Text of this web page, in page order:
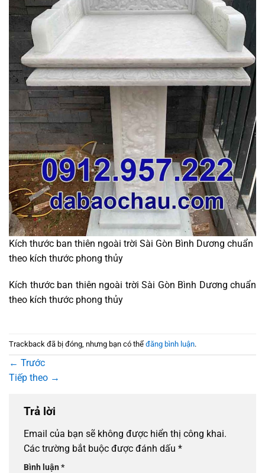
Kích thước ban thiên ngoài trời Sài Gòn Bình Dương chuẩn
theo kích thước phong thủy
Kích thước ban thiên ngoài trời Sài Gòn Bình Dương chuẩn
theo kích thước phong thủy
Trackback đã bị đóng, nhưng bạn có thể đăng bình luận.
← Trước
Tiếp theo →
Trả lời
Email của bạn sẽ không được hiển thị công khai.
Các trường bắt buộc được đánh dấu *
Bình luận*